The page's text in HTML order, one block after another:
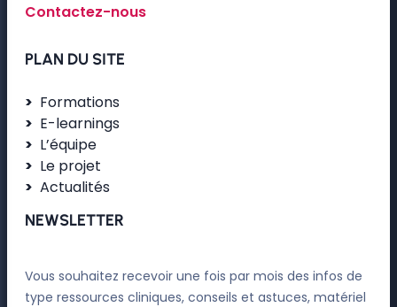
Contactez-nous
PLAN DU SITE
Formations
E-learnings
L’équipe
Le projet
Actualités
NEWSLETTER
Vous souhaitez recevoir une fois par mois des infos de
type ressources cliniques, conseils et astuces, matériel